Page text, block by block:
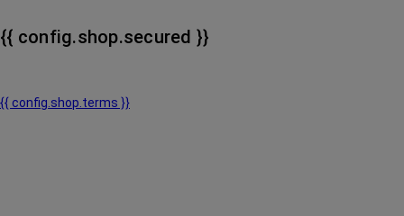
{{ config.shop.secured }}
{{ config.shop.terms }}